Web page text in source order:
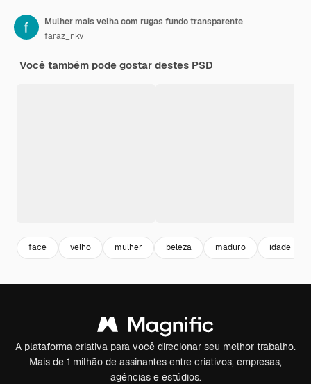
Mulher mais velha com rugas fundo transparente
faraz_nkv
Você também pode gostar destes PSD
face velho mulher beleza maduro idade
A plataforma criativa para você direcionar seu melhor trabalho.
Mais de 1 milhão de assinantes entre criativos, empresas,
agências e estúdios.